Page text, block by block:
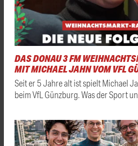
DAS DONAU 3 FM
MIT MICHAEL JAHN VOM VFL
Seit er 5 Jahre alt ist spielt Michael
beim VfL Günzburg. Was der Sport